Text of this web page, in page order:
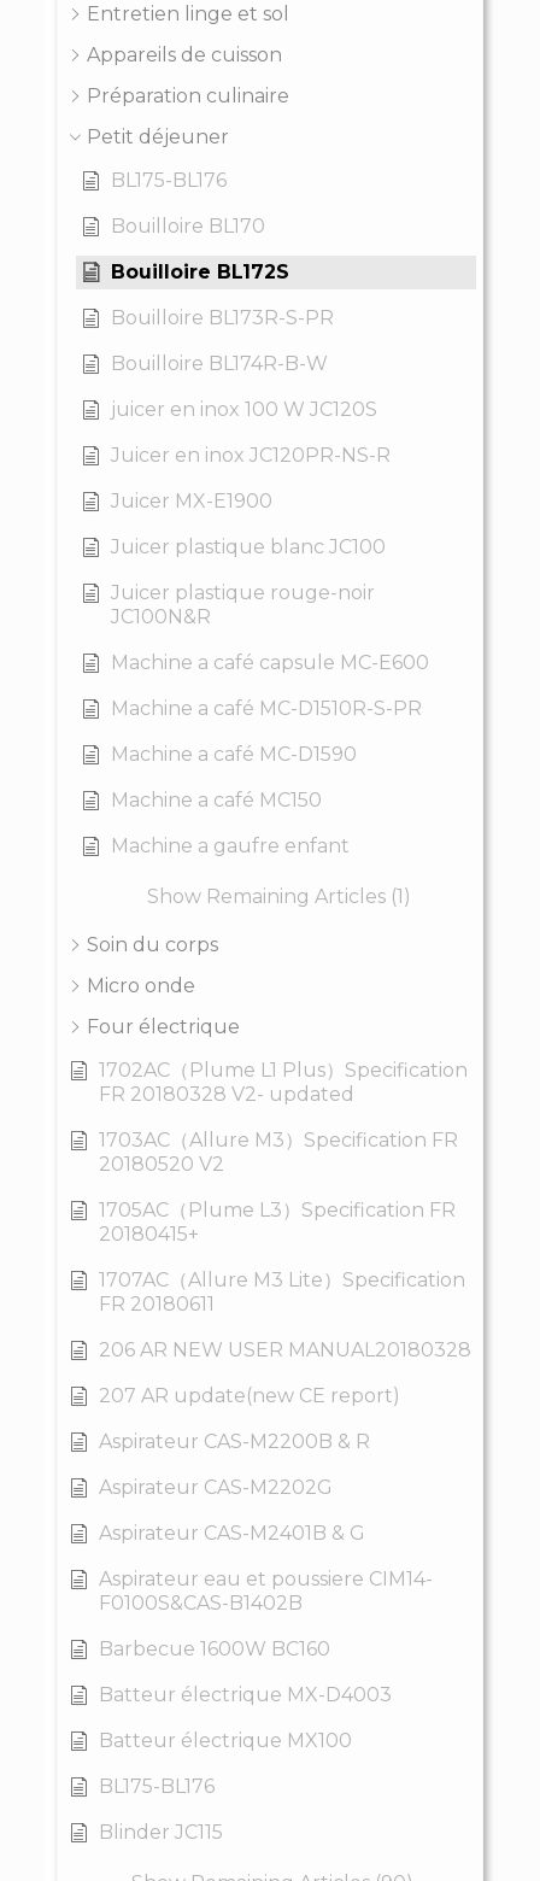
Entretien linge et sol
Appareils de cuisson
Préparation culinaire
Petit déjeuner
BL175-BL176
Bouilloire BL170
Bouilloire BL172S
Bouilloire BL173R-S-PR
Bouilloire BL174R-B-W
juicer en inox 100 W JC120S
Juicer en inox JC120PR-NS-R
Juicer MX-E1900
Juicer plastique blanc JC100
Juicer plastique rouge-noir
JC100N&R
Machine a café capsule MC-E600
Machine a café MC-D1510R-S-PR
Machine a café MC-D1590
Machine a café MC150
Machine a gaufre enfant
Show Remaining Articles (1)
Soin du corps
Micro onde
Four électrique
1702AC（Plume L1 Plus）Specification
FR 20180328 V2- updated
1703AC（Allure M3）Specification FR
20180520 V2
1705AC（Plume L3）Specification FR
20180415+
1707AC（Allure M3 Lite）Specification
FR 20180611
206 AR NEW USER MANUAL20180328
207 AR update(new CE report)
Aspirateur CAS-M2200B & R
Aspirateur CAS-M2202G
Aspirateur CAS-M2401B & G
Aspirateur eau et poussiere CIM14-
F0100S&CAS-B1402B
Barbecue 1600W BC160
Batteur électrique MX-D4003
Batteur électrique MX100
BL175-BL176
Blinder JC115